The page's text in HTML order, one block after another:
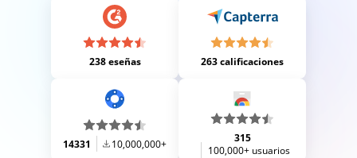
238 eseñas 263 calificaciones
14331 10,000,000+
315
100,000+ usuarios